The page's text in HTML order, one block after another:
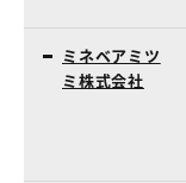
ミネベアミツ
ミ株式会社